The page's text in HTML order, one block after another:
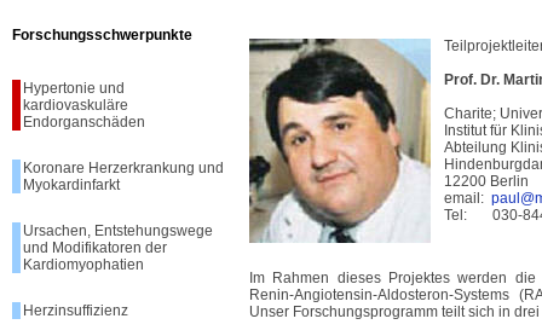
Forschungsschwerpunkte
Hypertonie und
kardiovaskuläre
Endorganschäden
Koronare Herzerkrankung und
Myokardinfarkt
Ursachen, Entstehungswege
und Modifikatoren der
Kardiomyophatien
Herzinsuffizienz
Prof. Dr.
Charite;
Institut für
Abteilung
12200 Berlin
email:
Tel: 030-
Im Rahmen dieses Projektes werden
Renin-Angiotensin-Aldosteron-Systems
Unser Forschungsprogramm teilt sich in